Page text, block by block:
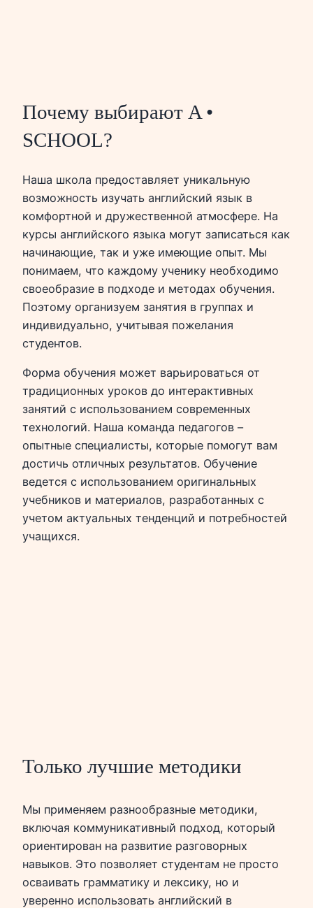
Почему выбирают A •
SCHOOL?
Наша школа предоставляет уникальную
возможность изучать английский язык в
комфортной и дружественной атмосфере. На
курсы английского языка могут записаться как
начинающие, так и уже имеющие опыт. Мы
понимаем, что каждому ученику необходимо
своеобразие в подходе и методах обучения.
Поэтому организуем занятия в группах и
индивидуально, учитывая пожелания
студентов.
Форма обучения может варьироваться от
традиционных уроков до интерактивных
занятий с использованием современных
технологий. Наша команда педагогов –
опытные специалисты, которые помогут вам
достичь отличных результатов. Обучение
ведется с использованием оригинальных
учебников и материалов, разработанных с
учетом актуальных тенденций и потребностей
учащихся.
Только лучшие методики
Мы применяем разнообразные методики,
включая коммуникативный подход, который
ориентирован на развитие разговорных
навыков. Это позволяет студентам не просто
осваивать грамматику и лексику, но и
уверенно использовать английский в